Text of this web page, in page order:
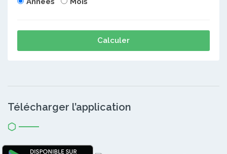
Calculer
Télécharger l’application